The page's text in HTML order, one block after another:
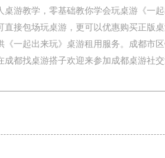
桌游教学，零基础教你学会玩桌游《一
直接包场玩桌游，更可以优惠购买正版
《一起出来玩》桌游租用服务。成都市
成都找桌游搭子欢迎来参加成都桌游社